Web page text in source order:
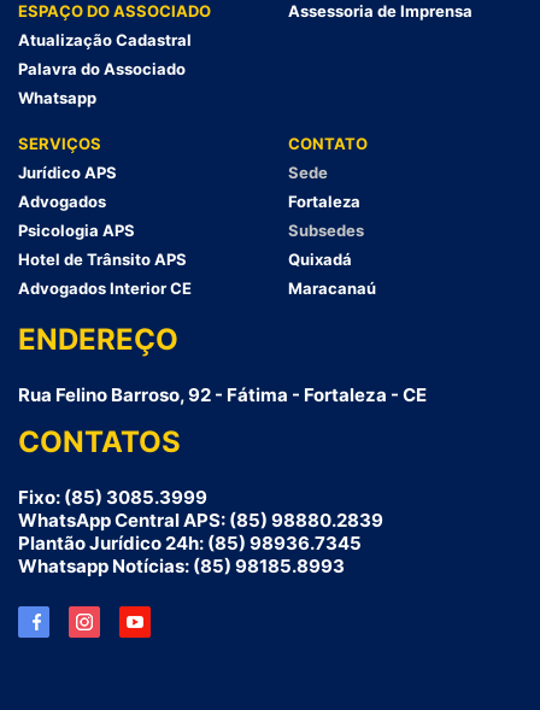
ESPAÇO DO ASSOCIADO
Atualização Cadastral
Palavra do Associado
Whatsapp
Assessoria de Imprensa
SERVIÇOS
Jurídico APS
Advogados
Psicologia APS
Hotel de Trânsito APS
Advogados Interior CE
CONTATO
Sede
Fortaleza
Subsedes
Quixadá
Maracanaú
ENDEREÇO
Rua Felino Barroso, 92 - Fátima - Fortaleza - CE
CONTATOS
Fixo: (85) 3085.3999
WhatsApp Central APS: (85) 98880.2839
Plantão Jurídico 24h: (85) 98936.7345
Whatsapp Notícias: (85) 98185.8993